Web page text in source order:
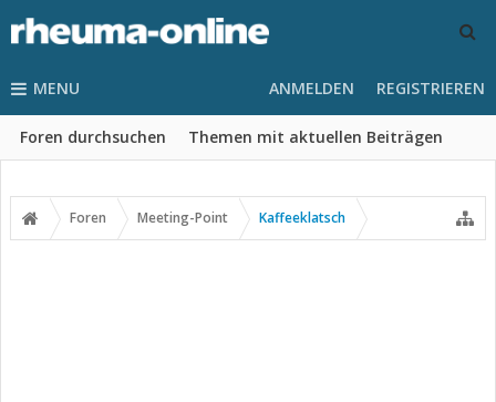
MENU
Foren durchsuchen Themen mit aktuellen Beiträgen
ANMELDEN REGISTRIEREN
Foren Meeting-Point Kaffeeklatsch